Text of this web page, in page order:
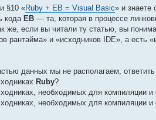
§10 «Ruby + EB = Visual Basic» и знаете
кода EB— та, которая в процессе
же, если вы читали ту статью, вы
рантайма» и «исходников IDE», а
данных мы не располагаем,
Ruby?
необходимых для компиляции и
необходимых для компиляции и